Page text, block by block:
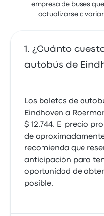
empresa de buses
actualizarse o
¿Cuánto
autobús de
Los boletos de
Eindhoven a
$ 12.744. El precio
de aproximadamente
recomienda que
anticipación para
oportunidad de
posible.